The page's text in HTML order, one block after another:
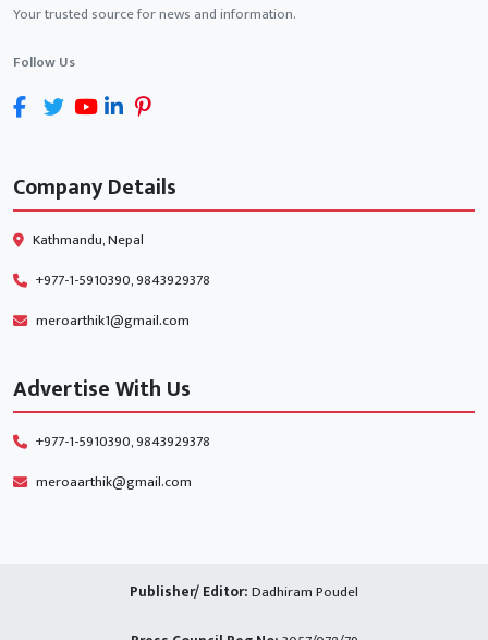
Your trusted source for news and information.
Follow Us
Company Details
Kathmandu, Nepal
+977-1-5910390, 9843929378
meroarthik1@gmail.com
Advertise With Us
+977-1-5910390, 9843929378
meroaarthik@gmail.com
Publisher/ Editor:Dadhiram Poudel